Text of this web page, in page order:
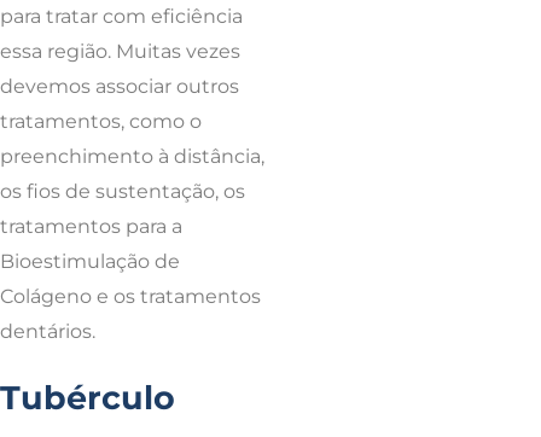
para tratar com eficiência
essa região. Muitas vezes
devemos associar outros
tratamentos, como o
preenchimento à distância,
os fios de sustentação, os
tratamentos para a
Bioestimulação de
Colágeno e os tratamentos
dentários.
Tubérculo